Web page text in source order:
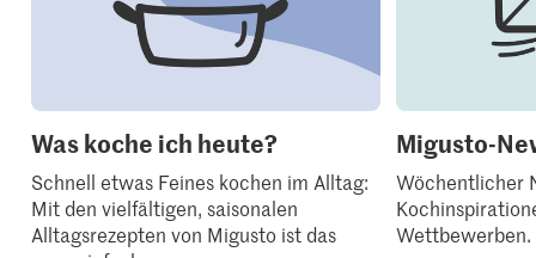
Was koche ich heute?
Schnell etwas Feines kochen im Alltag:
Mit den vielfältigen, saisonalen
Alltagsrezepten von Migusto ist das
Migusto-
Wöchentlicher
Wettbewerben.